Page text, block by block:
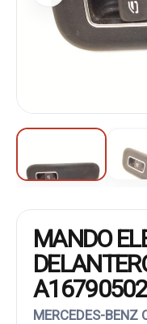
MANDO
MERCEDES-